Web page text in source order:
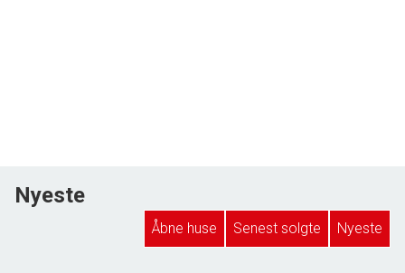
Nyeste
Åbne huse Senest solgte Nyeste